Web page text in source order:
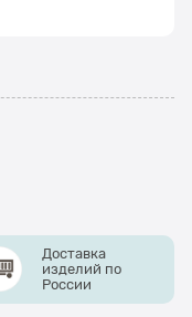
Доставка
изделий по
России